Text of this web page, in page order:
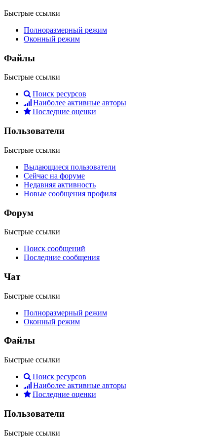
Быстрые ссылки
Полноразмерный режим
Оконный режим
Файлы
Быстрые ссылки
Поиск ресурсов
Наиболее активные авторы
Последние оценки
Пользователи
Быстрые ссылки
Выдающиеся пользователи
Сейчас на форуме
Недавняя активность
Новые сообщения профиля
Форум
Быстрые ссылки
Поиск сообщений
Последние сообщения
Чат
Быстрые ссылки
Полноразмерный режим
Оконный режим
Файлы
Быстрые ссылки
Поиск ресурсов
Наиболее активные авторы
Последние оценки
Пользователи
Быстрые ссылки